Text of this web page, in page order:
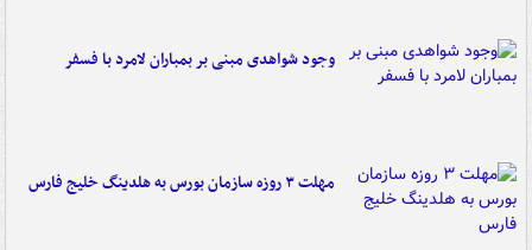
وجود شواهدی مبنی بر بمباران لامرد با فسفر
مهلت ۳ روزه سازمان بورس به هلدینگ خلیج فارس